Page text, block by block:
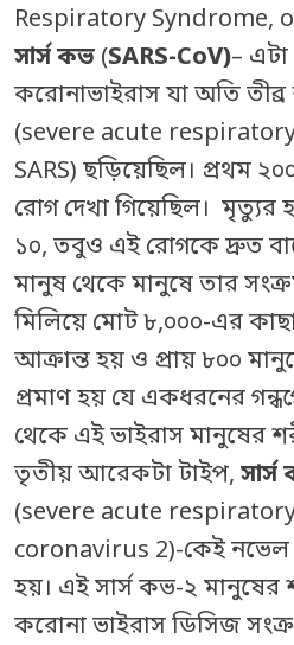
Respiratory Syndrome,
সার্স কভ (SARS-CoV)–
করোনাভাইরাস যা অতি তীব্র
(severe acute
SARS) ছড়িয়েছিল। প্রথম
রোগ দেখা গিয়েছিল। মৃত্যুর
১০, তবুও এই রোগকে দ্রুত
মানুষ থেকে মানুষে তার
মিলিয়ে মোট ৮,০০০-এর
আক্রান্ত হয় ও প্রায় ৮০০
প্রমাণ হয় যে একধরনের
থেকে এই ভাইরাস মানুষের
তৃতীয় আরেকটা টাইপ,
(severe acute
coronavirus 2)-কেই নভেল
হয়। এই সার্স কভ-২ মানুষের
করোনা ভাইরাস ডিসিজ